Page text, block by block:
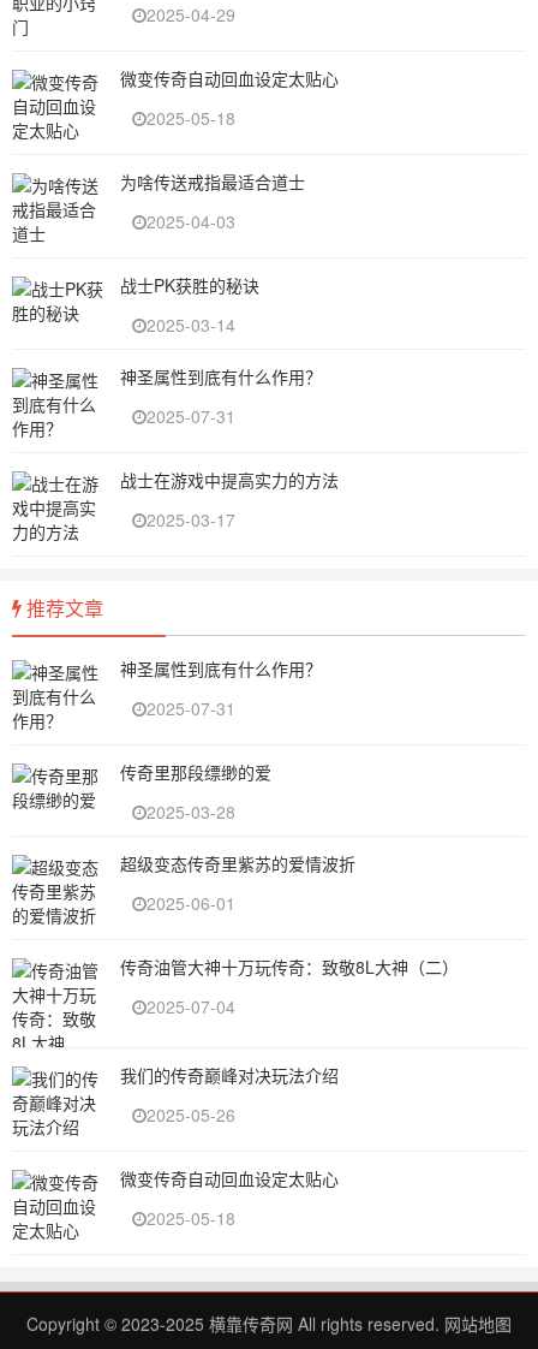
2025-04-29
微变传奇自动回血设定太贴心
2025-05-18
为啥传送戒指最适合道士
2025-04-03
战士PK获胜的秘诀
2025-03-14
神圣属性到底有什么作用？
2025-07-31
战士在游戏中提高实力的方法
2025-03-17
推荐文章
神圣属性到底有什么作用？
2025-07-31
传奇里那段缥缈的爱
2025-03-28
超级变态传奇里紫苏的爱情波折
2025-06-01
传奇油管大神十万玩传奇：致敬8L大神（二）
2025-07-04
我们的传奇巅峰对决玩法介绍
2025-05-26
微变传奇自动回血设定太贴心
2025-05-18
Copyright © 2023-2025 横靠传奇网 All rights reserved. 网站地图